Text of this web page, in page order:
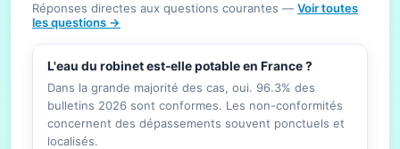
Réponses directes aux questions courantes — Voir toutes
les questions →
L'eau du robinet est-elle potable en France ?
Dans la grande majorité des cas, oui. 96.3% des
bulletins 2026 sont conformes. Les non-conformités
concernent des dépassements souvent ponctuels et
localisés.